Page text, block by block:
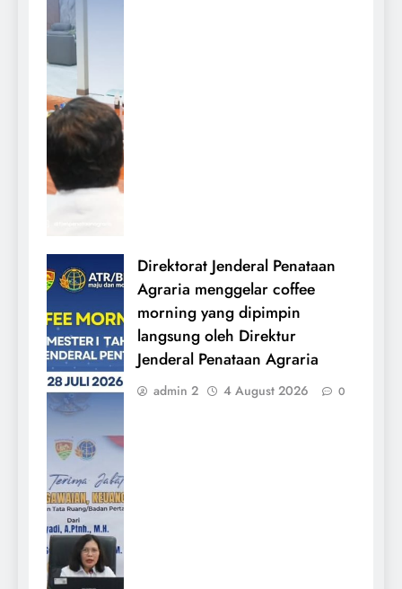
Direktorat Jenderal Penataan
Agraria menggelar coffee
morning yang dipimpin
langsung oleh Direktur
Jenderal Penataan Agraria
admin 2 4 August 2026 0